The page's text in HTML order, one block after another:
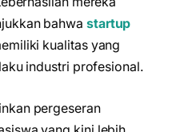
bahwa startup
kualitas yang
industri profesional.
pergeseran